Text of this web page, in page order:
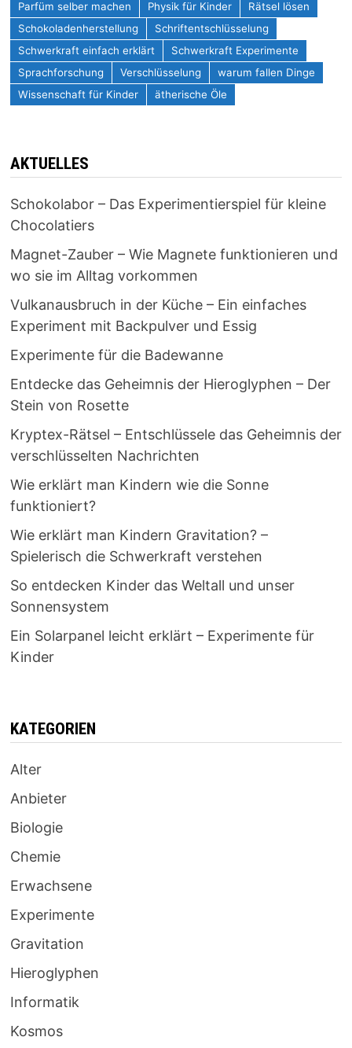
Parfüm selber machen Physik für Kinder
Rätsel lösen
Schokoladenherstellung
Schriftentschlüsselung
Schwerkraft einfach erklärt
Schwerkraft Experimente
Sprachforschung
Verschlüsselung
warum fallen Dinge
Wissenschaft für Kinder
ätherische Öle
AKTUELLES
Schokolabor – Das Experimentierspiel für kleine
Chocolatiers
Magnet-Zauber – Wie Magnete funktionieren und
wo sie im Alltag vorkommen
Vulkanausbruch in der Küche – Ein einfaches
Experiment mit Backpulver und Essig
Experimente für die Badewanne
Entdecke das Geheimnis der Hieroglyphen – Der
Stein von Rosette
Kryptex-Rätsel – Entschlüssele das Geheimnis der
verschlüsselten Nachrichten
Wie erklärt man Kindern wie die Sonne
funktioniert?
Wie erklärt man Kindern Gravitation? –
Spielerisch die Schwerkraft verstehen
So entdecken Kinder das Weltall und unser
Sonnensystem
Ein Solarpanel leicht erklärt – Experimente für
Kinder
KATEGORIEN
Alter
Anbieter
Biologie
Chemie
Erwachsene
Experimente
Gravitation
Hieroglyphen
Informatik
Kosmos